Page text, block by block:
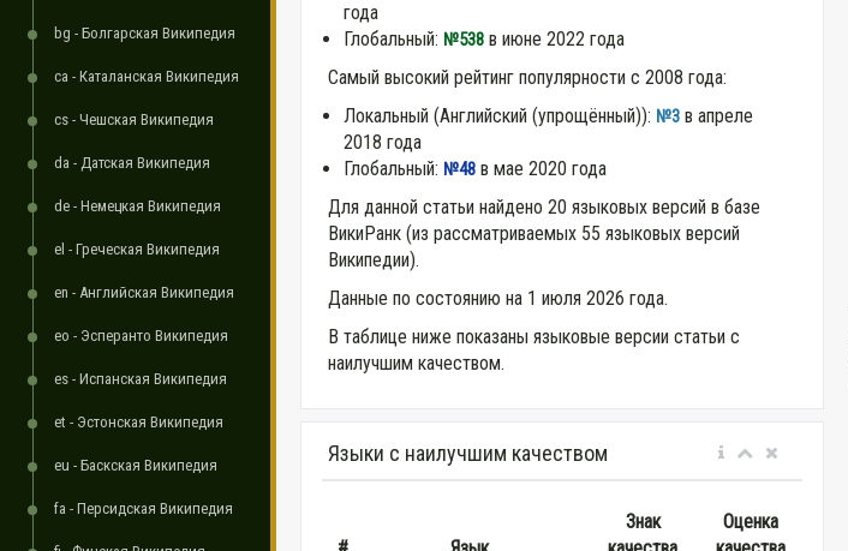
bg - Болгарская Википедия
ca - Каталанская Википедия
cs - Чешская Википедия
da - Датская Википедия
de - Немецкая Википедия
el - Греческая Википедия
en - Английская Википедия
eo - Эсперанто Википедия
es - Испанская Википедия
et - Эстонская Википедия
eu - Баскская Википедия
fa - Персидская Википедия
года
Глобальный: №538 в июне 2022 года
Самый высокий рейтинг популярности с 2008 года:
Локальный (Английский (упрощённый)): №3 в апреле
2018 года
Глобальный: №48 в мае 2020 года
Для данной статьи найдено 20 языковых версий в базе
ВикиРанк (из рассматриваемых 55 языковых версий
Википедии).
Данные по состоянию на 1 июля 2026 года.
В таблице ниже показаны языковые версии статьи с
наилучшим качеством.
Языки с наилучшим качеством
Знак
Оценка